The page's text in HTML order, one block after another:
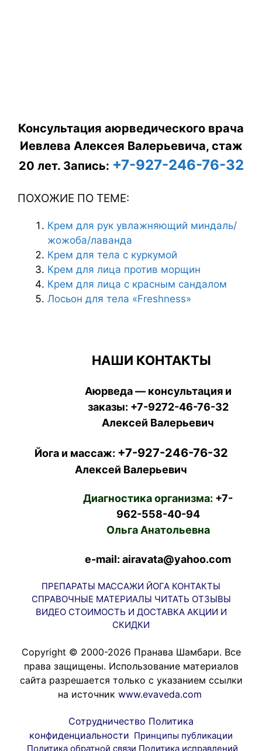
Консультация аюрведического врача
Иевлева Алексея Валерьевича, стаж
20 лет. Запись: +7-927-246-76-32
ПОХОЖИЕ ПО ТЕМЕ:
Крем для рук увлажняющий миндаль/
жожоба/лаванда
Крем для тела с куркумой
Крем для лица против морщин
Крем для лица с красным сандалом
Лосьон для тела «Freshness»
НАШИ КОНТАКТЫ
Аюрведа — консультация и
заказы: +7-9272-46-76-32
Алексей Валерьевич
Йога и массаж: +7-927-246-76-32
Алексей Валерьевич
Диагностика организма: +7-
962-558-40-94
Ольга Анатольевна
e-mail: airavata@yahoo.com
ПРЕПАРАТЫ МАССАЖИ ЙОГА КОНТАКТЫ
СПРАВОЧНЫЕ МАТЕРИАЛЫ ЧИТАТЬ ОТЗЫВЫ
ВИДЕО СТОИМОСТЬ И ДОСТАВКА АКЦИИ И
СКИДКИ
Copyright © 2000-2026 Пранава Шамбари. Все
права защищены. Использование материалов
сайта разрешается только с указанием ссылки
на источник www.evaveda.com
Сотрудничество Политика
конфиденциальности Принципы публикации
Политика обратной связи Политика исправлений